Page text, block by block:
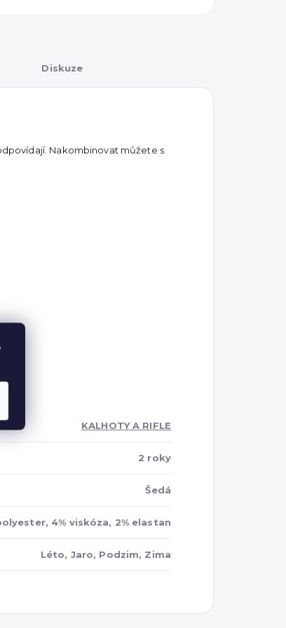
Diskuze
Nakombinovat můžete s
KALHOTY A RIFLE
2 roky
Šedá
4% viskóza, 2% elastan
Léto, Jaro, Podzim, Zima